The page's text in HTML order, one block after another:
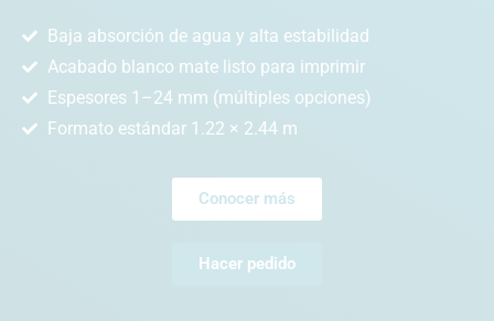
Baja absorción de agua y alta estabilidad
Acabado blanco mate listo para imprimir
Espesores 1–24 mm (múltiples opciones)
Formato estándar 1.22 × 2.44 m
Conocer más
Hacer pedido